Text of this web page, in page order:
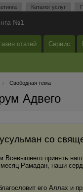
Каталог услуг
№1
статей Сервис
Свободная тема
Адвего
со
принять наш
Рамадан, наши
его Аллах и